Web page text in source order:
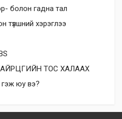
болон гадна тал
түлшний хэрэглээ
ТОС ХАЛААХ
юу вэ?